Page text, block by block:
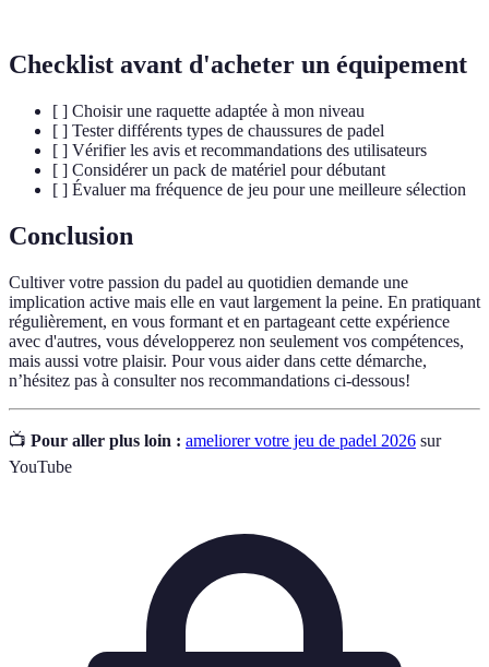
Checklist avant d'acheter un équipement
[ ] Choisir une raquette adaptée à mon niveau
[ ] Tester différents types de chaussures de padel
[ ] Vérifier les avis et recommandations des utilisateurs
[ ] Considérer un pack de matériel pour débutant
[ ] Évaluer ma fréquence de jeu pour une meilleure sélection
Conclusion
Cultiver votre passion du padel au quotidien demande une
implication active mais elle en vaut largement la peine. En pratiquant
régulièrement, en vous formant et en partageant cette expérience
avec d'autres, vous développerez non seulement vos compétences,
mais aussi votre plaisir. Pour vous aider dans cette démarche,
n’hésitez pas à consulter nos recommandations ci-dessous!
📺 Pour aller plus loin : ameliorer votre jeu de padel 2026 sur
YouTube